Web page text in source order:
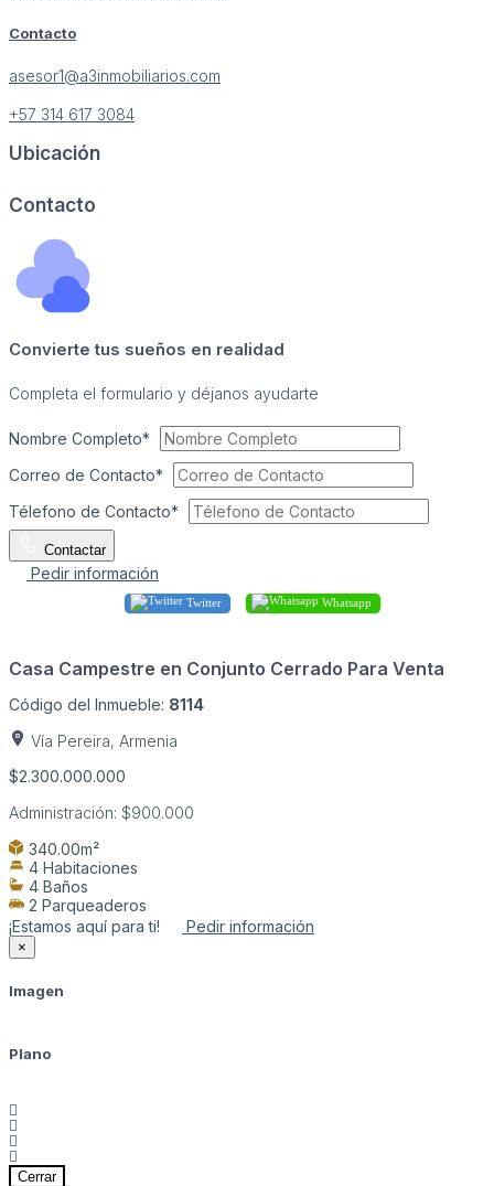
Contacto
asesor1@a3inmobiliarios.com
+57 314 617 3084
Ubicación
Contacto
Convierte tus sueños en realidad
Completa el formulario y déjanos ayudarte
Nombre Completo*
Correo de Contacto*
Télefono de Contacto*
Contactar
Pedir información
Twitter Whatsapp
Casa Campestre en Conjunto Cerrado Para Venta
Código del Inmueble: 8114
Vía Pereira, Armenia
$2.300.000.000
Administración: $900.000
340.00m²
4 Habitaciones
4 Baños
2 Parqueaderos
¡Estamos aquí para ti!
Pedir información
×
Imagen
Plano
Cerrar